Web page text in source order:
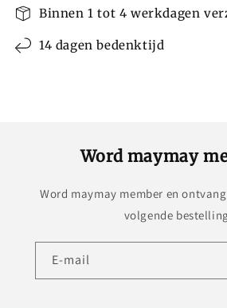
Binnen 1 tot 4 werkdagen
14 dagen bedenktijd
Word maymay
Word maymay member en
volgende
E‑mail